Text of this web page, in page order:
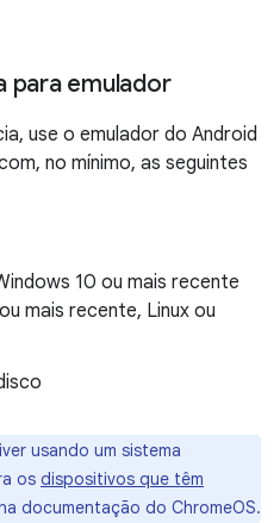
para emulador
use o emulador do Android
no mínimo, as seguintes
10 ou mais recente
mais recente, Linux ou
usando um sistema
os dispositivos que têm
documentação do ChromeOS.